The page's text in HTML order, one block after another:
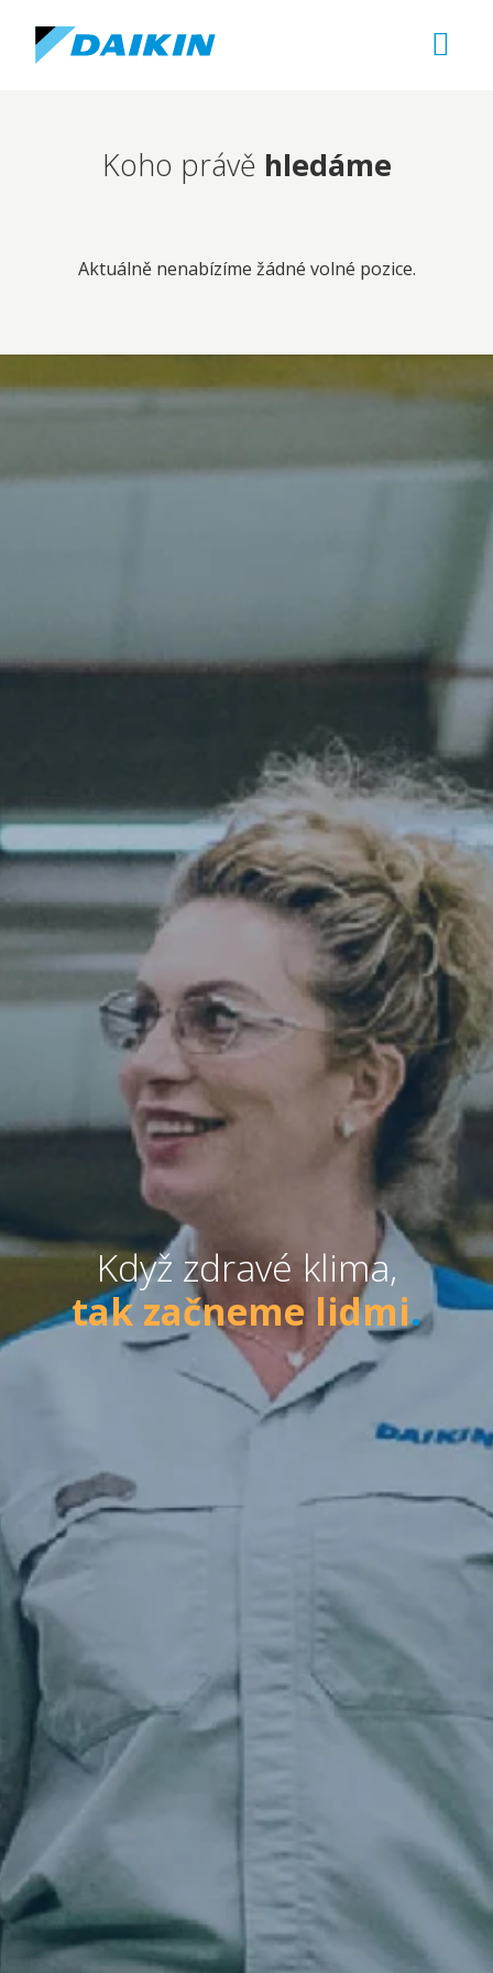
Koho právě hledáme
Aktuálně nenabízíme žádné volné pozice.
Když zdravé klima,
tak začneme lidmi.